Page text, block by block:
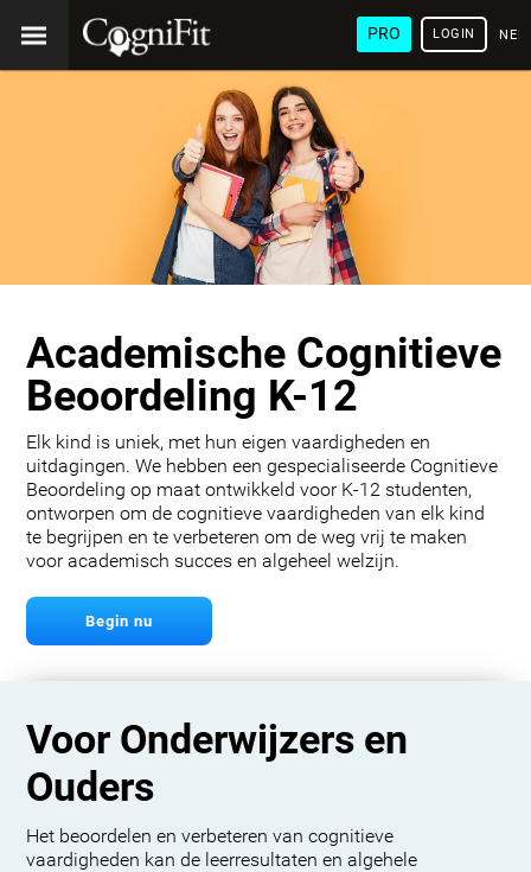
PRO LOGIN
Academische Cognitieve
Beoordeling K-12
Elk kind is uniek, met hun eigen vaardigheden en
uitdagingen. We hebben een gespecialiseerde Cognitieve
Beoordeling op maat ontwikkeld voor K-12 studenten,
ontworpen om de cognitieve vaardigheden van elk kind
te begrijpen en te verbeteren om de weg vrij te maken
voor academisch succes en algeheel welzijn.
Begin nu
Voor Onderwijzers en
Ouders
Het beoordelen en verbeteren van cognitieve
vaardigheden kan de leerresultaten en algehele